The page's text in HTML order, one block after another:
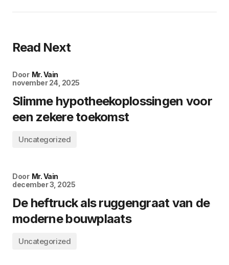
Read Next
Door Mr. Vain
november 24, 2025
Slimme hypotheekoplossingen voor
een zekere toekomst
Uncategorized
Door Mr. Vain
december 3, 2025
De heftruck als ruggengraat van de
moderne bouwplaats
Uncategorized